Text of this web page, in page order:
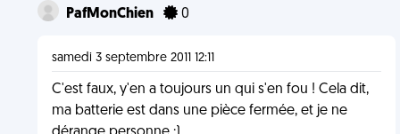
PafMonChien 0
samedi 3 septembre 2011 12:11
C'est faux, y'en a toujours un qui s'en fou ! Cela dit,
ma batterie est dans une pièce fermée, et je ne